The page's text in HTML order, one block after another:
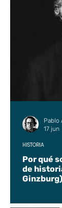
Por qué
de
Ginzburg)
HISTORIA
Pablo
17 jun